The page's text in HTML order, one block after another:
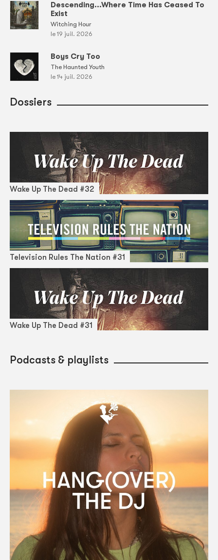
Descending...Where Time Has Ceased To
Exist
Witching Hour
le 19 juil. 2026
Boys Cry Too
The Haunted Youth
le 14 juil. 2026
Dossiers
Wake Up The Dead #32
Television Rules The Nation #31
Wake Up The Dead #31
Podcasts & playlists